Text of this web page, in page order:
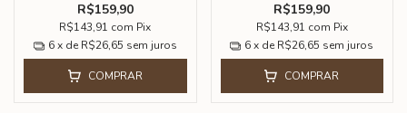
R$159,90
R$143,91 com Pix
6 x de R$26,65 sem juros
COMPRAR
R$159,90
R$143,91 com Pix
6 x de R$26,65 sem juros
COMPRAR